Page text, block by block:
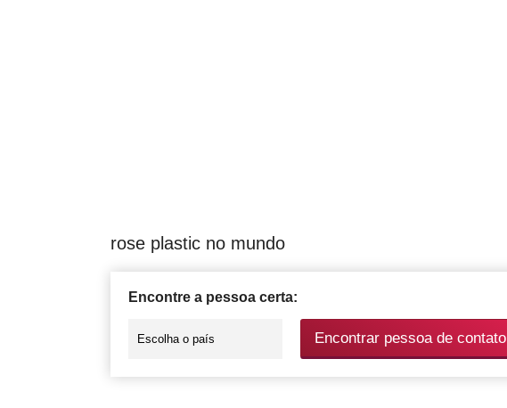
rose plastic no mundo
Encontre a pessoa certa:
Encontrar pessoa de contato